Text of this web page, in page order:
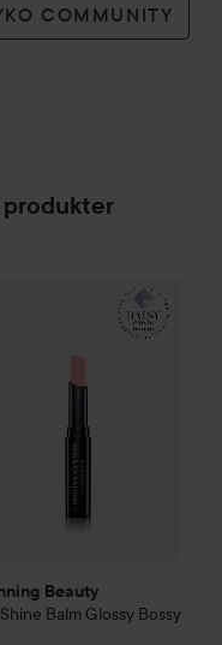
COMMUNITY
produkter
Beauty
Balm Glossy Bossy
Lip Shine